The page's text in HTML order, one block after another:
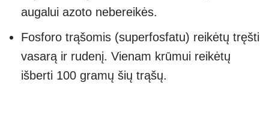
augalui azoto nebereikės.
Fosforo trąšomis (superfosfatu) reikėtų tręšti
vasarą ir rudenį. Vienam krūmui reikėtų
išberti 100 gramų šių trąšų.